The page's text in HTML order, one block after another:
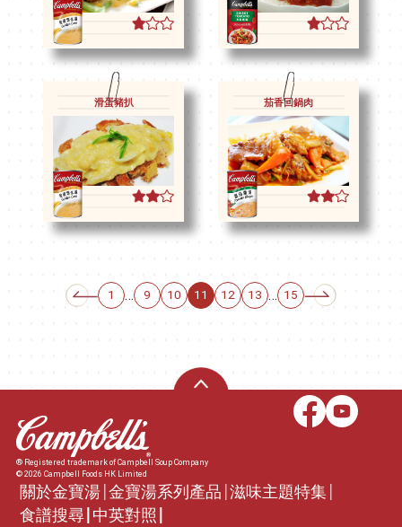
滑蛋豬扒 茄香回鍋肉
1 … 9 10 11 12 13 … 15
® Registered trademark of Campbell Soup Company
© 2026 Campbell Foods HK Limited
關於金寶湯 金寶湯系列產品 滋味主題特集
食譜搜尋 中英對照